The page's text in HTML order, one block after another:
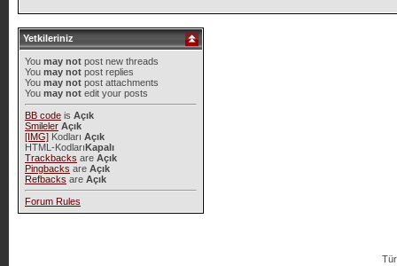
Yetkileriniz
You may notpost new threads
You may notpost replies
You may notpost attachments
You may notedit your posts
BB codeis Açık
Smileler Açık
[IMG]Kodları Açık
HTML-KodlarıKapalı
Trackbacks are Açık
Pingbacks are Açık
Refbacks are Açık
Forum Rules